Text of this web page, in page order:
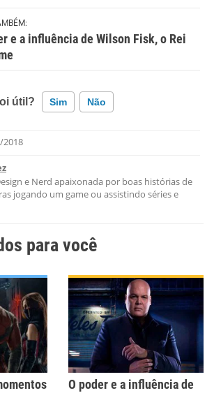
e a influência de Wilson Fisk, o Rei
útil? Sim Não
informação incorreta
tem a informação que procuro
2018
e Nerd apaixonada por boas histórias de
jogando um game ou assistindo séries e
para você
O poder e a influência de